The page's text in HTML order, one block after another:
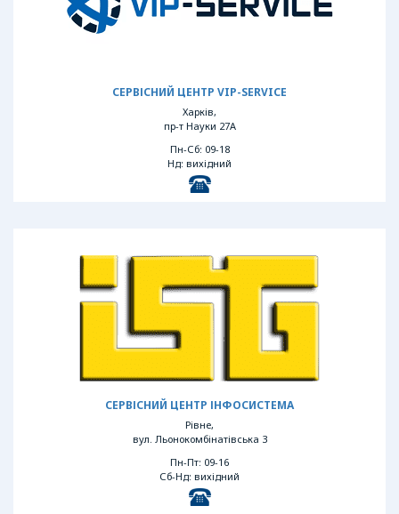
СЕРВІСНИЙ ЦЕНТР VIP-SERVICE
Харків,
пр-т Науки 27А
Пн-Сб: 09-18
Нд: вихідний
СЕРВІСНИЙ ЦЕНТР ІНФОСИСТЕМА
Рівне,
вул. Льонокомбінатівська 3
Пн-Пт: 09-16
Сб-Нд: вихідний